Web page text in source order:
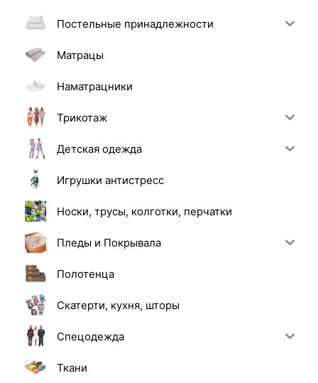
Постельные принадлежности
Матрацы
Наматрацники
Трикотаж
Детская одежда
Игрушки антистресс
Носки, трусы, колготки, перчатки
Пледы и Покрывала
Полотенца
Скатерти, кухня, шторы
Спецодежда
Ткани